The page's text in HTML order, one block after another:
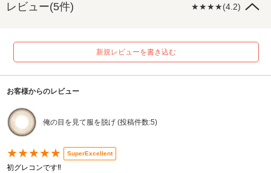
レビュー(5件) ★★★★(4.2)
新規レビューを書き込む
お客様からのレビュー
俺の目を見て服を脱げ (投稿件数:5)
★★★★★ SuperExcellent
初グレコンです‼️